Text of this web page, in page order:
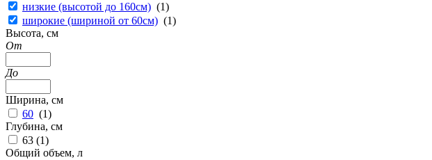
низкие (высотой до 160см) (1)
широкие (шириной от 60см) (1)
Высота, см
От
До
Ширина, см
60 (1)
Глубина, см
63 (1)
Общий объем, л